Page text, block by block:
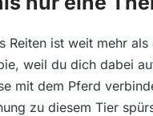
Reiten ist weit mehr als
weil du dich dabei
mit dem Pferd
zu diesem Tier